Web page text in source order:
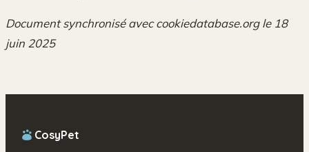
Document synchronisé avec cookiedatabase.org le 18
juin 2025
CosyPet